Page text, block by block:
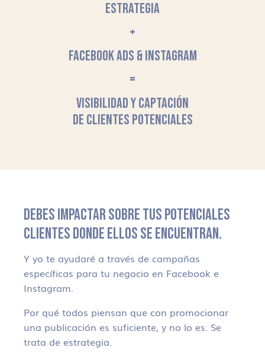
ESTRATEGIA
+
FACEBOOK ADS & INSTAGRAM
=
VISIBILIDAD Y CAPTACIÓN
DE CLIENTES POTENCIALES
DEBES IMPACTAR SOBRE TUS POTENCIALES
CLIENTES DONDE ELLOS SE ENCUENTRAN.
Y yo te ayudaré a través de campañas
específicas para tu negocio en Facebook e
Instagram.
Por qué todos piensan que con promocionar
una publicación es suficiente, y no lo es. Se
trata de estrategia.